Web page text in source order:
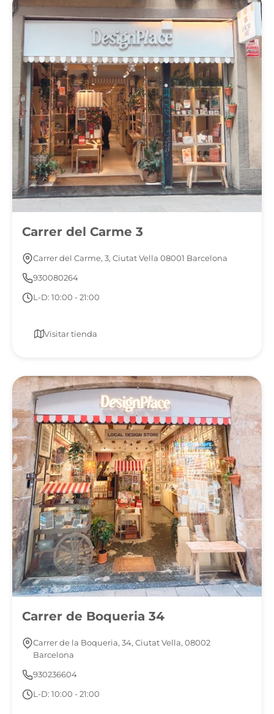
Carrer del Carme 3
Carrer del Carme, 3, Ciutat Vella 08001 Barcelona
930080264
L-D: 10:00 - 21:00
Visitar tienda
Carrer de Boqueria 34
Carrer de la Boqueria, 34, Ciutat Vella, 08002
Barcelona
930236604
L-D: 10:00 - 21:00